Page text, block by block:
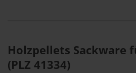
Holzpellets Sackware
(PLZ 41334)